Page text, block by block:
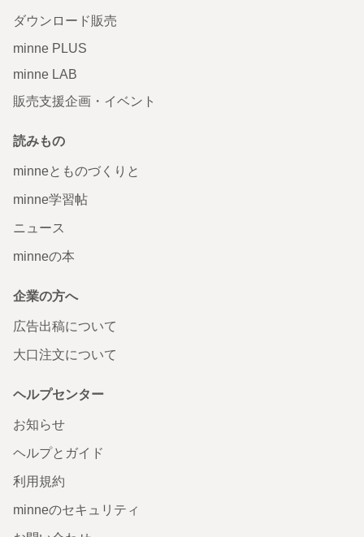
ダウンロード販売
minne PLUS
minne LAB
販売支援企画・イベント
読みもの
minneとものづくりと
minne学習帖
ニュース
minneの本
企業の方へ
広告出稿について
大口注文について
ヘルプセンター
お知らせ
ヘルプとガイド
利用規約
minneのセキュリティ